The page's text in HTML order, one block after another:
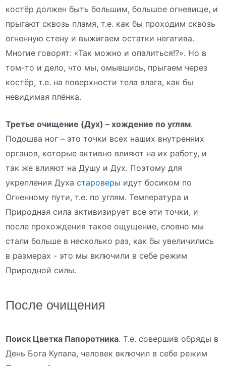
костёр должен быть большим, большое огневище, и
прыгают сквозь пламя, т.е. как бы проходим сквозь
огненную стену и выжигаем остатки негатива.
Многие говорят: «Так можно и опалиться!?». Но в
том-то и дело, что мы, омывшись, прыгаем через
костёр, т.е. на поверхности тела влага, как бы
невидимая плёнка.
Третье очищение (Дух) – хождение по углям.
Подошва ног – это точки всех наших внутренних
органов, которые активно влияют на их работу, и
так же влияют на Душу и Дух. Поэтому для
укрепления Духастароверы идут босиком по
Огненному пути, т.е. по углям. Температура и
Природная сила активизирует все эти точки, и
после прохождения такое ощущение, словно мы
стали больше в несколько раз, как бы увеличились
в размерах - это мы включили в себе режим
Природной силы.
После очищения
Поиск Цветка Папоротника. Т.е. совершив обряды в
День Бога Купала, человек включил в себе режим